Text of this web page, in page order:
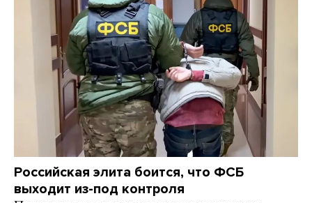
Российская элита боится, что ФСБ
выходит из-под контроля